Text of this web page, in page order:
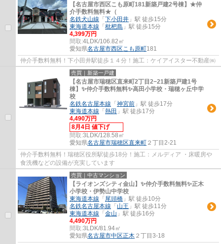
【名古屋市西区こも原町181新築戸建2号棟】★仲
介手数料無料★（
名鉄犬山線 「 下小田井 」駅 徒歩15分
東海道本線 「 枇杷島 」駅 徒歩15分
4,399万円
間取:4LDK/106.82㎡
愛知県名古屋市西区こも原町181
仲介手数料無料！下小田井駅徒歩１４分！施工：ケイアイスター不動産㈱
売買｜新築一戸建
【名古屋市瑞穂区直来町2丁目2−21新築戸建1号
棟】✨️仲介手数料無料✨️高田小学校・瑞穂ヶ丘中学
校
名鉄名古屋本線 「 神宮前 」駅 徒歩17分
東海道本線 「 熱田 」駅 徒歩17分
4,490万円
8月4日 値下げ
間取:3LDK/128.58㎡
愛知県名古屋市瑞穂区直来町 ２丁目2-21
仲介手数料無料！瑞穂区役所駅徒歩18分！施工：メルディア ・床暖房や
食洗機などの設備が充実しています
売買｜中古マンション
【ライオンズシティ金山】✨️仲介手数料無料✨️正木
小学校・伊勢山中学校
東海道本線 「 尾頭橋 」駅 徒歩10分
名鉄名古屋本線 「 山王 」駅 徒歩11分
東海道本線 「 金山 」駅 徒歩16分
4,490万円
間取:3LDK/81.94㎡
愛知県名古屋市中区正木 ２丁目3-18